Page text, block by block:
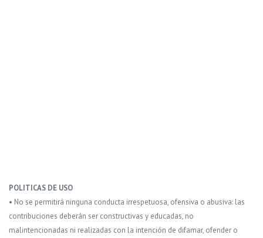
POLITICAS DE USO
• No se permitirá ninguna conducta irrespetuosa, ofensiva o abusiva: las
contribuciones deberán ser constructivas y educadas, no
malintencionadas ni realizadas con la intención de difamar, ofender o